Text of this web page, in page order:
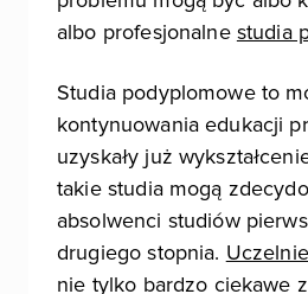
albo profesjonalne studia
Studia podyplomowe to
kontynuowania edukacji
uzyskały już
takie studia mogą
absolwenci studiów
drugiego stopnia.
nie tylko bardzo ciekawe